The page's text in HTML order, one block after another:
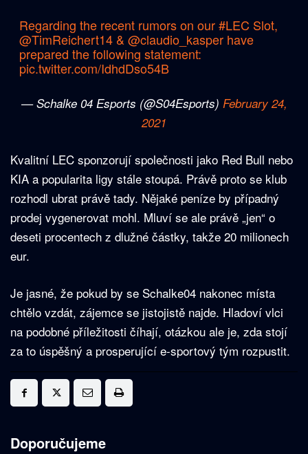
Regarding the recent rumors on our#LEC Slot,
@TimReichert14 &@claudio_kasperhave
prepared the following statement:
pic.twitter.com/IdhdDso54B
— Schalke 04 Esports (@S04Esports) February 24,
2021
Kvalitní LEC sponzorují společnosti jako Red Bull nebo
KIA a popularita ligy stále stoupá. Právě proto se klub
rozhodl ubrat právě tady. Nějaké peníze by případný
prodej vygenerovat mohl. Mluví se ale právě „jen“ o
deseti procentech z dlužné částky, takže 20 milionech
eur.
Je jasné, že pokud by se Schalke04 nakonec místa
chtělo vzdát, zájemce se jistojistě najde. Hladoví vlci
na podobné příležitosti číhají, otázkou ale je, zda stojí
za to úspěšný a prosperující e-sportový tým rozpustit.
Doporučujeme